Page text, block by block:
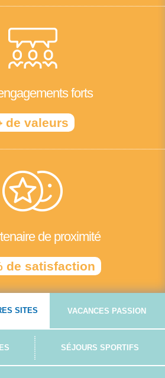
forts
de valeurs
de proximité
de satisfaction
SITES VACANCES PASSION
SÉJOURS SPORTIFS